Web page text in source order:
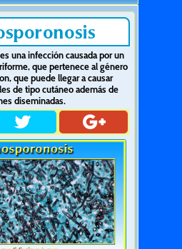
una infección causada por un
que pertenece al género
que puede llegar a causar
de tipo cutáneo además de
diseminadas.